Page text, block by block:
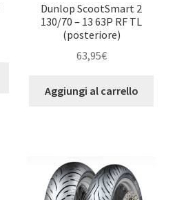
Dunlop ScootSmart 2
130/70 – 13 63P RF TL
(posteriore)
63,95€
Aggiungi al carrello